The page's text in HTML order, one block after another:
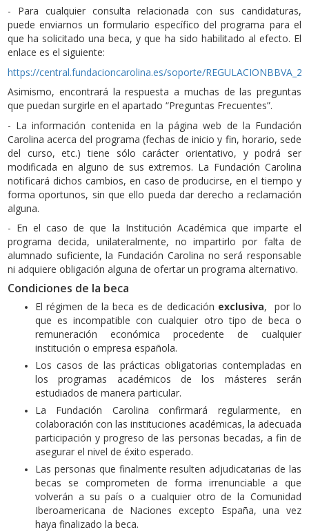
- Para cualquier consulta relacionada con sus candidaturas,
puede enviarnos un formulario específico del programa para el
que ha solicitado una beca, y que ha sido habilitado al efecto. El
enlace es el siguiente:
https://central.fundacioncarolina.es/soporte/
Asimismo, encontrará la respuesta a muchas de las preguntas
que puedan surgirle en el apartado “Preguntas Frecuentes”.
- La información contenida en la página web de la Fundación
Carolina acerca del programa (fechas de inicio y fin, horario, sede
del curso, etc.) tiene sólo carácter orientativo, y podrá ser
modificada en alguno de sus extremos. La Fundación Carolina
notificará dichos cambios, en caso de producirse, en el tiempo y
forma oportunos, sin que ello pueda dar derecho a reclamación
alguna.
- En el caso de que la Institución Académica que imparte el
programa decida, unilateralmente, no impartirlo por falta de
alumnado suficiente, la Fundación Carolina no será responsable
ni adquiere obligación alguna de ofertar un programa alternativo.
Condiciones de la beca
El régimen de la beca es de dedicación exclusiva, por lo
que es incompatible con cualquier otro tipo de beca o
remuneración económica procedente de cualquier
institución o empresa española.
Los casos de las prácticas obligatorias contempladas en
los programas académicos de los másteres serán
estudiados de manera particular.
La Fundación Carolina confirmará regularmente, en
colaboración con las instituciones académicas, la adecuada
participación y progreso de las personas becadas, a fin de
asegurar el nivel de éxito esperado.
Las personas que finalmente resulten adjudicatarias de las
becas se comprometen de forma irrenunciable a que
volverán a su país o a cualquier otro de la Comunidad
Iberoamericana de Naciones excepto España, una vez
haya finalizado la beca.